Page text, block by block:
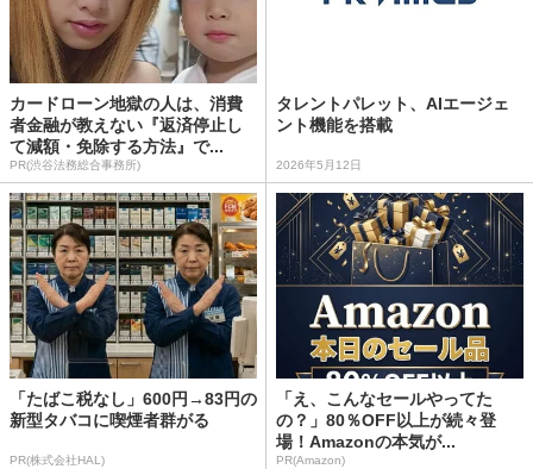
カードローン地獄の人は、消費
者金融が教えない『返済停止し
て減額・免除する方法』で...
PR(渋谷法務総合事務所)
タレントパレット、AIエージェ
ント機能を搭載
2026年5月12日
「たばこ税なし」600円→83円の
新型タバコに喫煙者群がる
PR(株式会社HAL)
「え、こんなセールやってた
の？」80％OFF以上が続々登
場！Amazonの本気が...
PR(Amazon)